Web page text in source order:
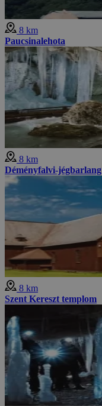
8 km
Paucsinalehota
8 km
Déményfalvi-jégbarlang
8 km
Szent Kereszt templom